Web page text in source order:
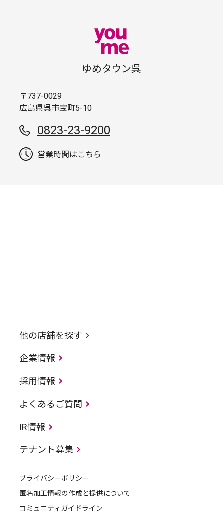
ゆめタウン呉
〒737-0029
広島県呉市宝町5-10
0823-23-9200
営業時間はこちら
他の店舗を探す
企業情報
採用情報
よくあるご質問
IR情報
テナント募集
プライバシーポリシー
匿名加工情報の作成と提供について
コミュニティガイドライン